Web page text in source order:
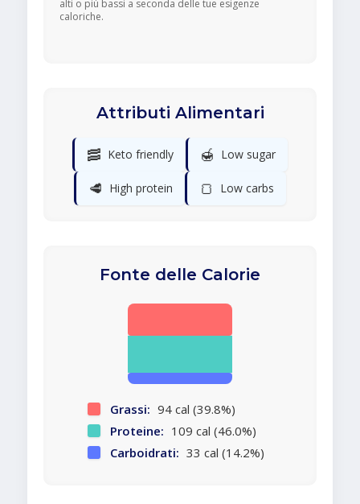
alti o più bassi a seconda delle tue esigenze
caloriche.
Attributi Alimentari
🥓 Keto friendly 🍯 Low sugar
🥩 High protein 🍞 Low carbs
Fonte delle Calorie
Grassi: 94 cal (39.8%)
Proteine: 109 cal (46.0%)
Carboidrati: 33 cal (14.2%)